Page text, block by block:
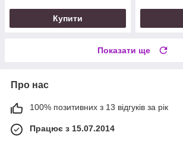
Купити
Показати ще
Про нас
100% позитивних з 13 відгуків за рік
Працює з 15.07.2014